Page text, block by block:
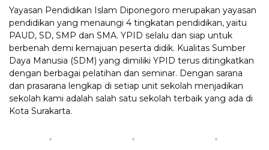
Yayasan Pendidikan Islam Diponegoro merupakan yayasan
pendidikan yang menaungi 4 tingkatan pendidikan, yaitu
PAUD, SD, SMP dan SMA. YPID selalu dan siap untuk
berbenah demi kemajuan peserta didik. Kualitas Sumber
Daya Manusia (SDM) yang dimiliki YPID terus ditingkatkan
dengan berbagai pelatihan dan seminar. Dengan sarana
dan prasarana lengkap di setiap unit sekolah menjadikan
sekolah kami adalah salah satu sekolah terbaik yang ada di
Kota Surakarta.